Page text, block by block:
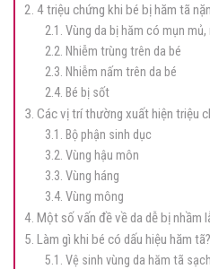
2. 4 triệu chứng khi bé bị hăm tã
2.1. Vùng da bị hăm có mụn
2.2. Nhiễm trùng trên da bé
2.3. Nhiễm nấm trên da bé
2.4. Bé bị sốt
3. Các vị trí thường xuất hiện triệu
3.1. Bộ phận sinh dục
3.2. Vùng hậu môn
3.3. Vùng háng
3.4. Vùng mông
4. Một số vấn đề về da dễ bị nhầm
5. Làm gì khi bé có dấu hiệu hăm tã?
5.1. Vệ sinh vùng da hăm tã